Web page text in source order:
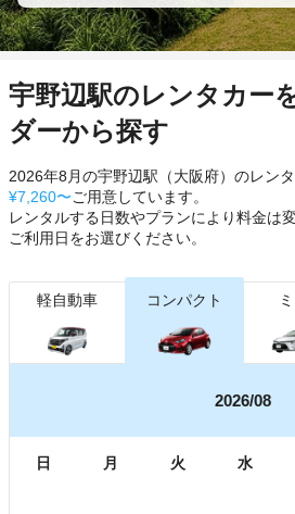
宇野辺駅のレンタカー
ダーから探す
2026年8月の宇野辺駅（大阪府）のレン
¥7,260〜ご用意しています。
レンタルする日数やプランにより料金は
ご利用日をお選びください。
軽自動車 コンパクト
2026/08
日 月 火 水